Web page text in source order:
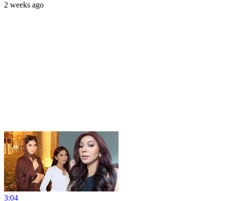
2 weeks ago
3:04